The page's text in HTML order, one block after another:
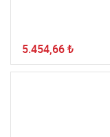
5.454,66 ₺